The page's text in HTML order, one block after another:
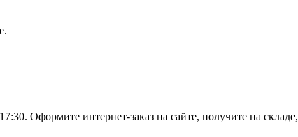
Оформите интернет-заказ на сайте, получите на